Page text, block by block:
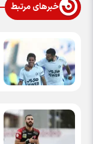
خبرهای مرتبط